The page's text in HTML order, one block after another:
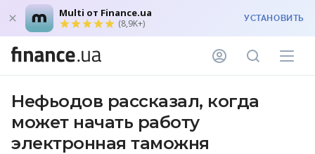
Multi от Finance.ua
(8,9K+) УСТАНОВИТЬ
Нефьодов рассказал, когда
может начать работу
электронная таможня